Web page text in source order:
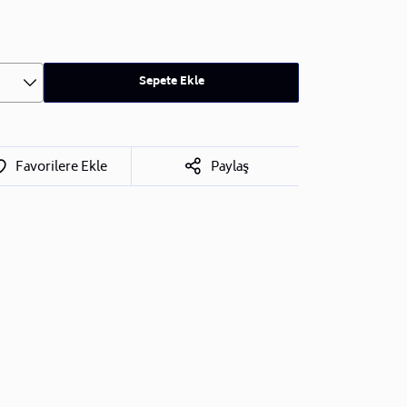
Sepete Ekle
Favorilere Ekle Paylaş